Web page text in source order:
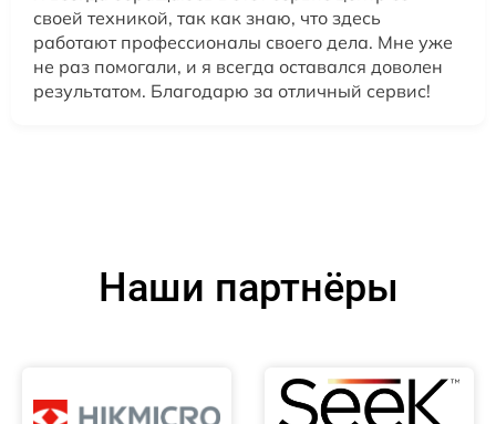
своей техникой, так как знаю, что здесь
работают профессионалы своего дела. Мне уже
не раз помогали, и я всегда оставался доволен
результатом. Благодарю за отличный сервис!
Наши партнёры